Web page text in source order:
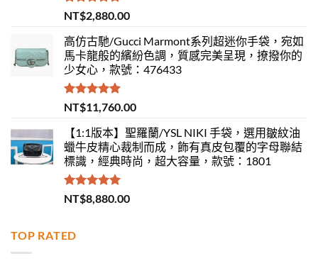
評分 5.00
滿分 5
NT$2,880.00
高仿古馳/Gucci Marmont系列超迷你手袋，宛如
馬卡龍般的繽紛色調，質感完美呈現，撩撥你的
少女心，款號：476433
評分5.00
滿分 5
NT$11,760.00
【1:1版本】聖羅蘭/YSL NIKI 手袋，選用皺紋油
蠟牛皮精心裁制而成，飾有真皮包覆的字母聯結
標識，經典時尚，超大容量，款號：1801
評分 5.00
滿分 5
NT$8,880.00
TOP RATED